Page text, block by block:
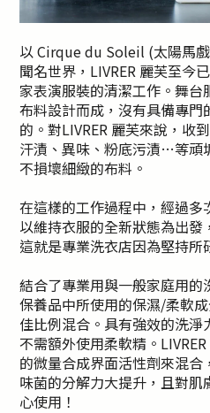
以 Cirque du Soleil (太陽馬
聞名世界，LIVRER 麗芙至今
家表演服裝的清潔工作。舞
布料設計而成，沒有具備專
的。對LIVRER 麗芙來說，收
汗漬、異味、粉底污漬…等頑
不損壞細緻的布料。
在這樣的工作過程中，經過多
以維持衣服的全新狀態為出發
這就是專業洗衣店因為堅持所
結合了專業用與一般家庭用
保養品中所使用的保濕/柔軟
佳比例混合。具有強效的洗淨
不需額外使用柔軟精。
的微量合成界面活性劑來混
味菌的分解力大提升，且對
心使用！